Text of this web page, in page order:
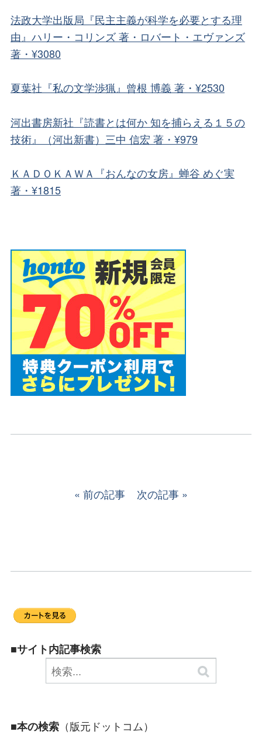
法政大学出版局『民主主義が科学を必要とする理
由』ハリー・コリンズ 著・ロバート・エヴァンズ
著・¥3080
夏葉社『私の文学渉猟』曾根 博義 著・¥2530
河出書房新社『読書とは何か 知を捕らえる１５の
技術』（河出新書）三中 信宏 著・¥979
ＫＡＤＯＫＡＷＡ『おんなの女房』蝉谷 めぐ実
著・¥1815
前の記事 次の記事
■サイト内記事検索
■本の検索 （版元ドットコム）